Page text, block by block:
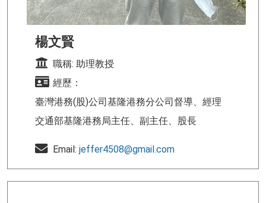
楊文賢
職稱: 助理教授
經歷：
臺灣港務(股)公司基隆港務分公司督導、經理
交通部基隆港務局主任、副主任、股長
Email: jeffer4508@gmail.com